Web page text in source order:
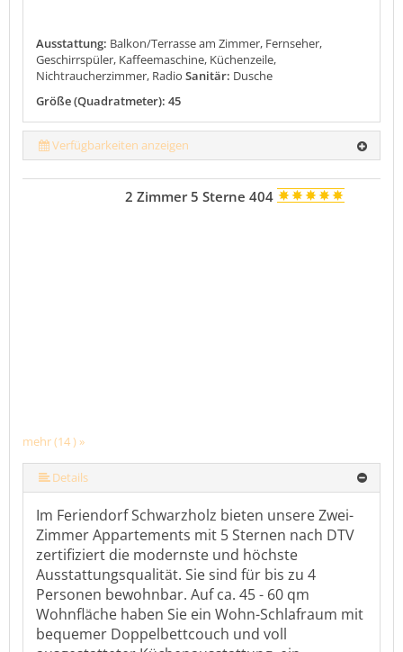
Ausstattung: Balkon/Terrasse am Zimmer, Fernseher,
Geschirrspüler, Kaffeemaschine, Küchenzeile,
Nichtraucherzimmer, Radio Sanitär: Dusche
Größe (Quadratmeter): 45
Verfügbarkeiten anzeigen
mehr (14 ) »
mehr (14 ) »
mehr (14 ) »
mehr (14 ) »
mehr (14 ) »
mehr (14 ) »
mehr (14 ) »
mehr (14 ) »
mehr (14 ) »
mehr (14 ) »
mehr (14 ) »
2 Zimmer 5 Sterne 404
Details
Im Feriendorf Schwarzholz bieten unsere Zwei-
Zimmer Appartements mit 5 Sternen nach DTV
zertifiziert die modernste und höchste
Ausstattungsqualität. Sie sind für bis zu 4
Personen bewohnbar. Auf ca. 45 - 60 qm
Wohnfläche haben Sie ein Wohn-Schlafraum mit
bequemer Doppelbettcouch und voll